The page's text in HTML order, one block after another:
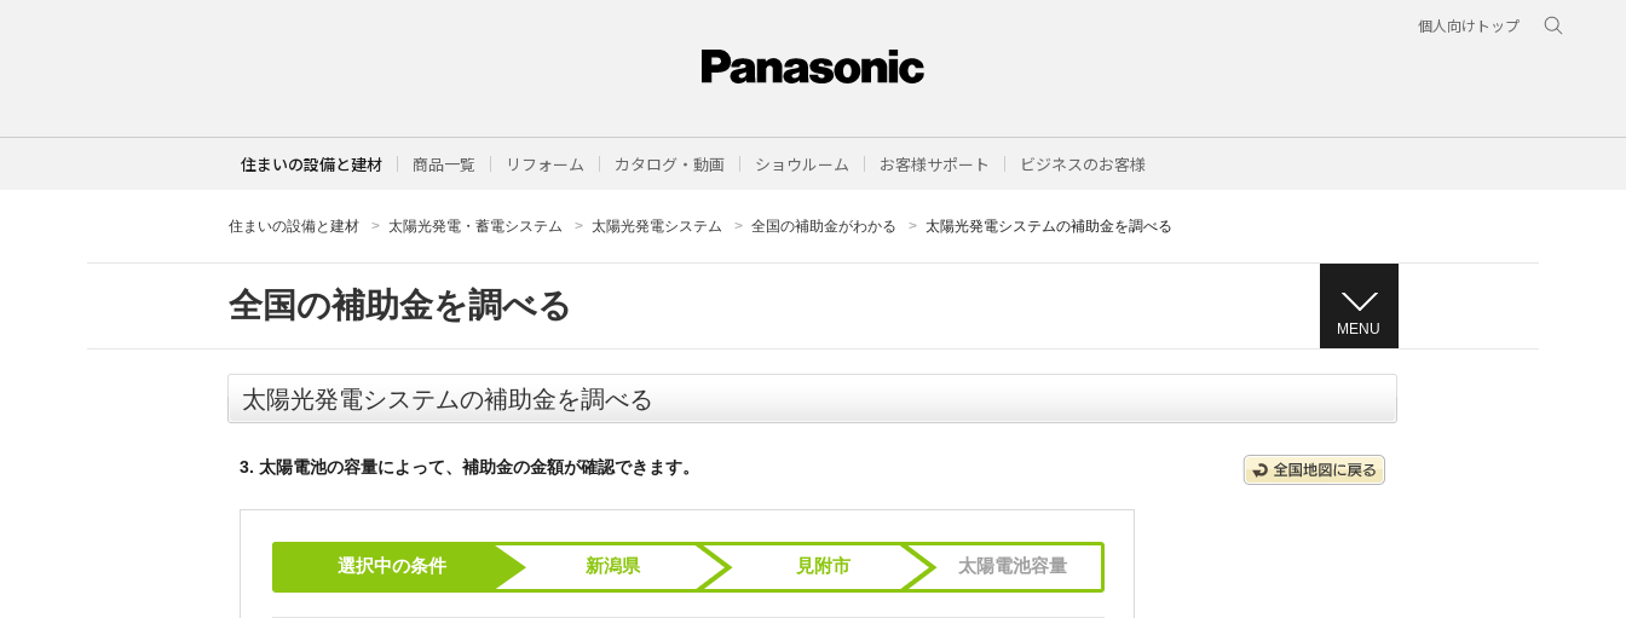
個人向けトップ
住まいの設備と建材 商品一覧 リフォーム カタログ・動画 ショウルーム お客様サポート ビジネスのお客様
住まいの設備と建材 太陽光発電・蓄電システム 太陽光発電システム 全国の補助金がわかる 太陽光発電システムの補助金を調べる
全国の補助金を調べる
MENU
太陽光発電システムの補助金を調べる
3. 太陽電池の容量によって、補助金の金額が確認できます。
選択中の条件 新潟県 見附市 太陽電池容量